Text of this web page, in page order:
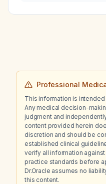
short‑arm cast
Professional
This information is
Any medical decision-
judgment and
content provided herein
discretion and should be
established clinical
verify all information
practice standards before
Dr.Oracle assumes no
this content.